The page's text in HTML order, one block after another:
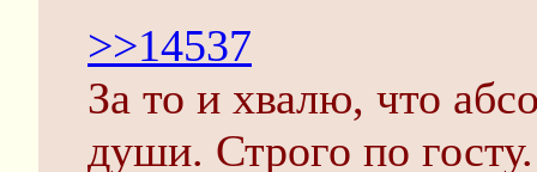
>>14537
За то и хвалю, что
души. Строго по